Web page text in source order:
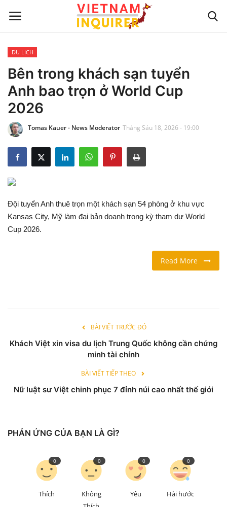
Trang chủ
Liên hệ
TIN TỨC THẾ GIỚI
CẬP NHẬT
CÔNG NGHỆ
SỰ GIẢI TRÍ
English Vietnamese
DU LỊCH
Bên trong khách sạn tuyển
Anh bao trọn ở World Cup
2026
Tomas Kauer - News Moderator Tháng Sáu 18, 2026 - 19:00
Đội tuyển Anh thuê trọn một khách sạn 54 phòng ở khu vực
Kansas City, Mỹ làm đại bản doanh trong kỳ tham dự World
Cup 2026.
Read More
BÀI VIẾT TRƯỚC ĐÓ
Khách Việt xin visa du lịch Trung Quốc không cần chứng
minh tài chính
BÀI VIẾT TIẾP THEO
Nữ luật sư Việt chinh phục 7 đỉnh núi cao nhất thế giới
PHẢN ỨNG CỦA BẠN LÀ GÌ?
Thích
0
Không
0
Yêu
0
Hài hước
0